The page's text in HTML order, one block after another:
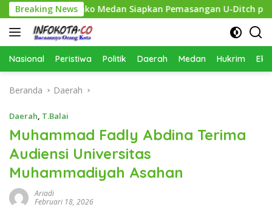
Langsung
ke
konten
Breaking News
Pemko Medan Siapkan Pemasangan U-Ditch pada 2027
Nasional Peristiwa Politik Daerah Medan Hukrim
Beranda Daerah
Daerah, T.Balai
Muhammad Fadly Abdina Terima
Audiensi Universitas
Muhammadiyah Asahan
Ariadi
Februari 18, 2026